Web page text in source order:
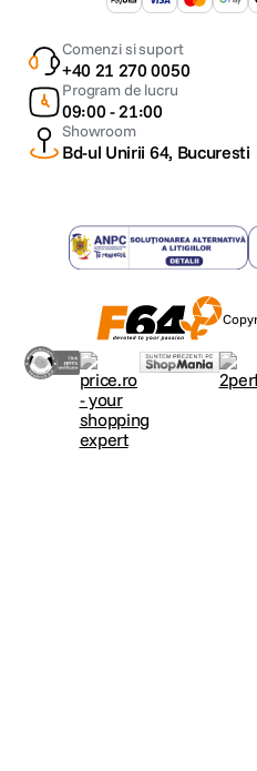
Comenzi si suport
+40 21 270 0050
Program de lucru
09:00 - 21:00
Showroom
Bd-ul Unirii 64, Bucuresti